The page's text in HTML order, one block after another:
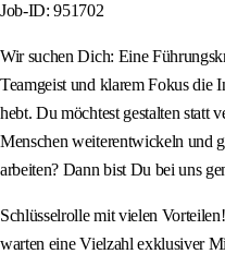
Job-ID: 951702
Wir suchen Dich: Eine
Teamgeist und klarem Fokus die
hebt. Du möchtest gestalten statt
Menschen weiterentwickeln und
arbeiten? Dann bist Du bei uns
Schlüsselrolle mit vielen
warten eine Vielzahl exklusiver